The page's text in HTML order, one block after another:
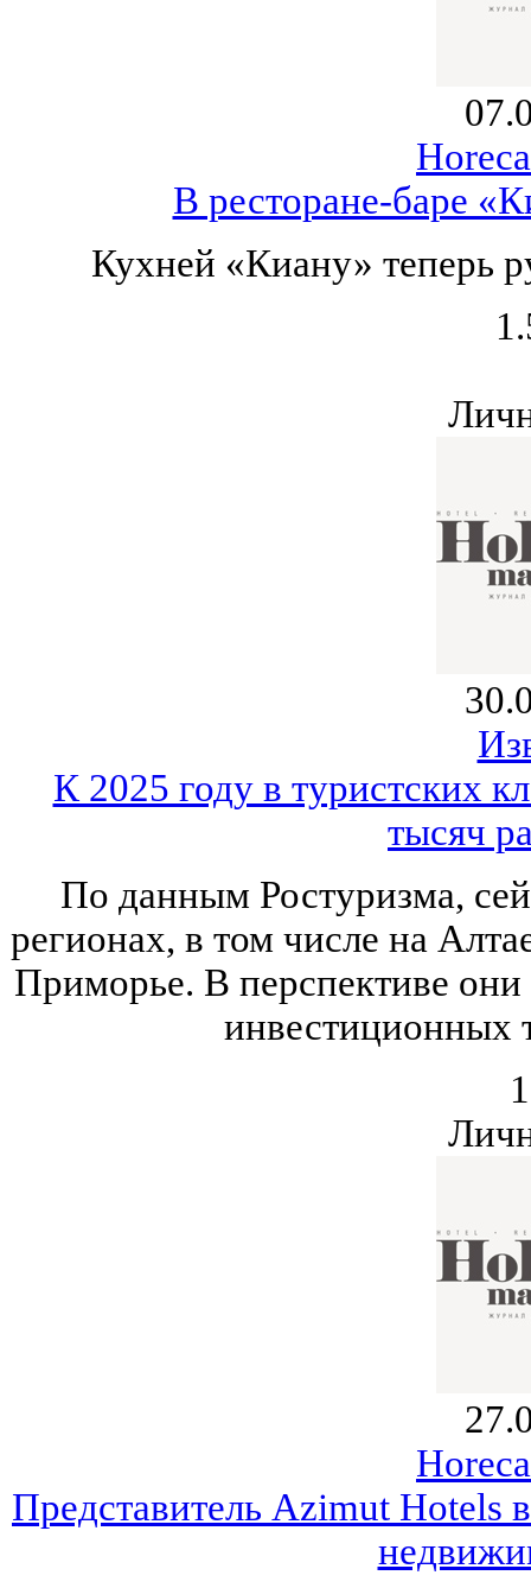
В ресторане-баре
Кухней «Киану» теперь
К 2025 году в туристских
тысяч
По данным Ростуризма,
регионах, в том числе на
Приморье. В перспективе
инвестиционных
Представитель Azimut Hotels